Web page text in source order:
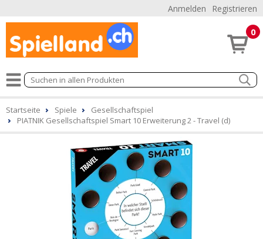
Anmelden Registrieren
0
Startseite Spiele
Gesellschaftspiel
PIATNIK Gesellschaftspiel Smart 10 Erweiterung 2 - Travel (d)